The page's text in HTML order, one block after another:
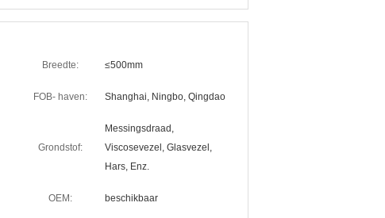
Breedte: ≤500mm
FOB- haven: Shanghai, Ningbo, Qingdao
Grondstof:
Messingsdraad,
Viscosevezel, Glasvezel,
Hars, Enz.
OEM: beschikbaar